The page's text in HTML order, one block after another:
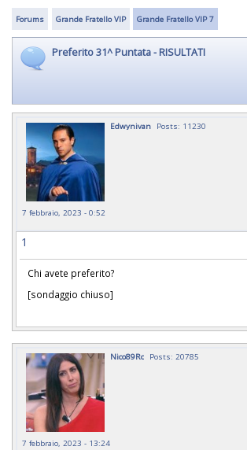
Forums Grande Fratello VIP Grande Fratello VIP 7
Preferito 31^ Puntata - RISULTATI
Edwynivan Posts: 11230
7 febbraio, 2023 - 0:52
1
Chi avete preferito?
[sondaggio chiuso]
Nico89Rc Posts: 20785
7 febbraio, 2023 - 13:24